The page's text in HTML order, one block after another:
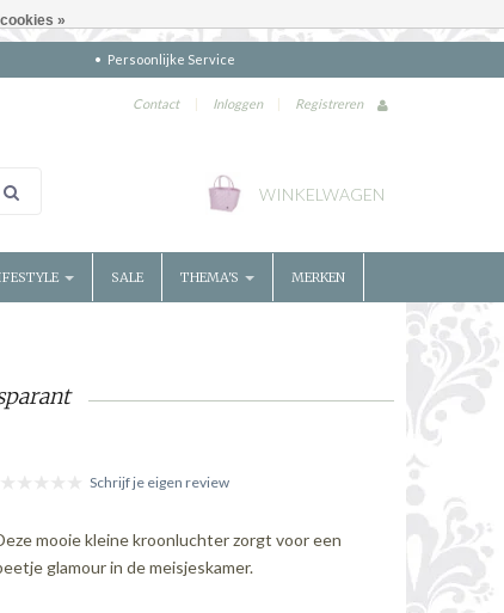
Persoonlijke Service
Contact | Inloggen | Registreren
WINKELWAGEN
SALE THEMA'S MERKEN
Schrijf je eigen review
mooie kleine kroonluchter zorgt voor een
glamour in de meisjeskamer.
»